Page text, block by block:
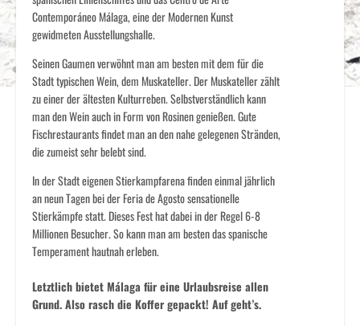
Contemporáneo Málaga, eine der Modernen Kunst
gewidmeten Ausstellungshalle.
Seinen Gaumen verwöhnt man am besten mit dem für die
Stadt typischen Wein, dem Muskateller. Der Muskateller zählt
zu einer der ältesten Kulturreben. Selbstverständlich kann
man den Wein auch in Form von Rosinen genießen. Gute
Fischrestaurants findet man an den nahe gelegenen Stränden,
die zumeist sehr belebt sind.
In der Stadt eigenen Stierkampfarena finden einmal jährlich
an neun Tagen bei der Feria de Agosto sensationelle
Stierkämpfe statt. Dieses Fest hat dabei in der Regel 6-8
Millionen Besucher. So kann man am besten das spanische
Temperament hautnah erleben.
Letztlich bietet Málaga für eine Urlaubsreise allen
Grund. Also rasch die Koffer gepackt! Auf geht’s.